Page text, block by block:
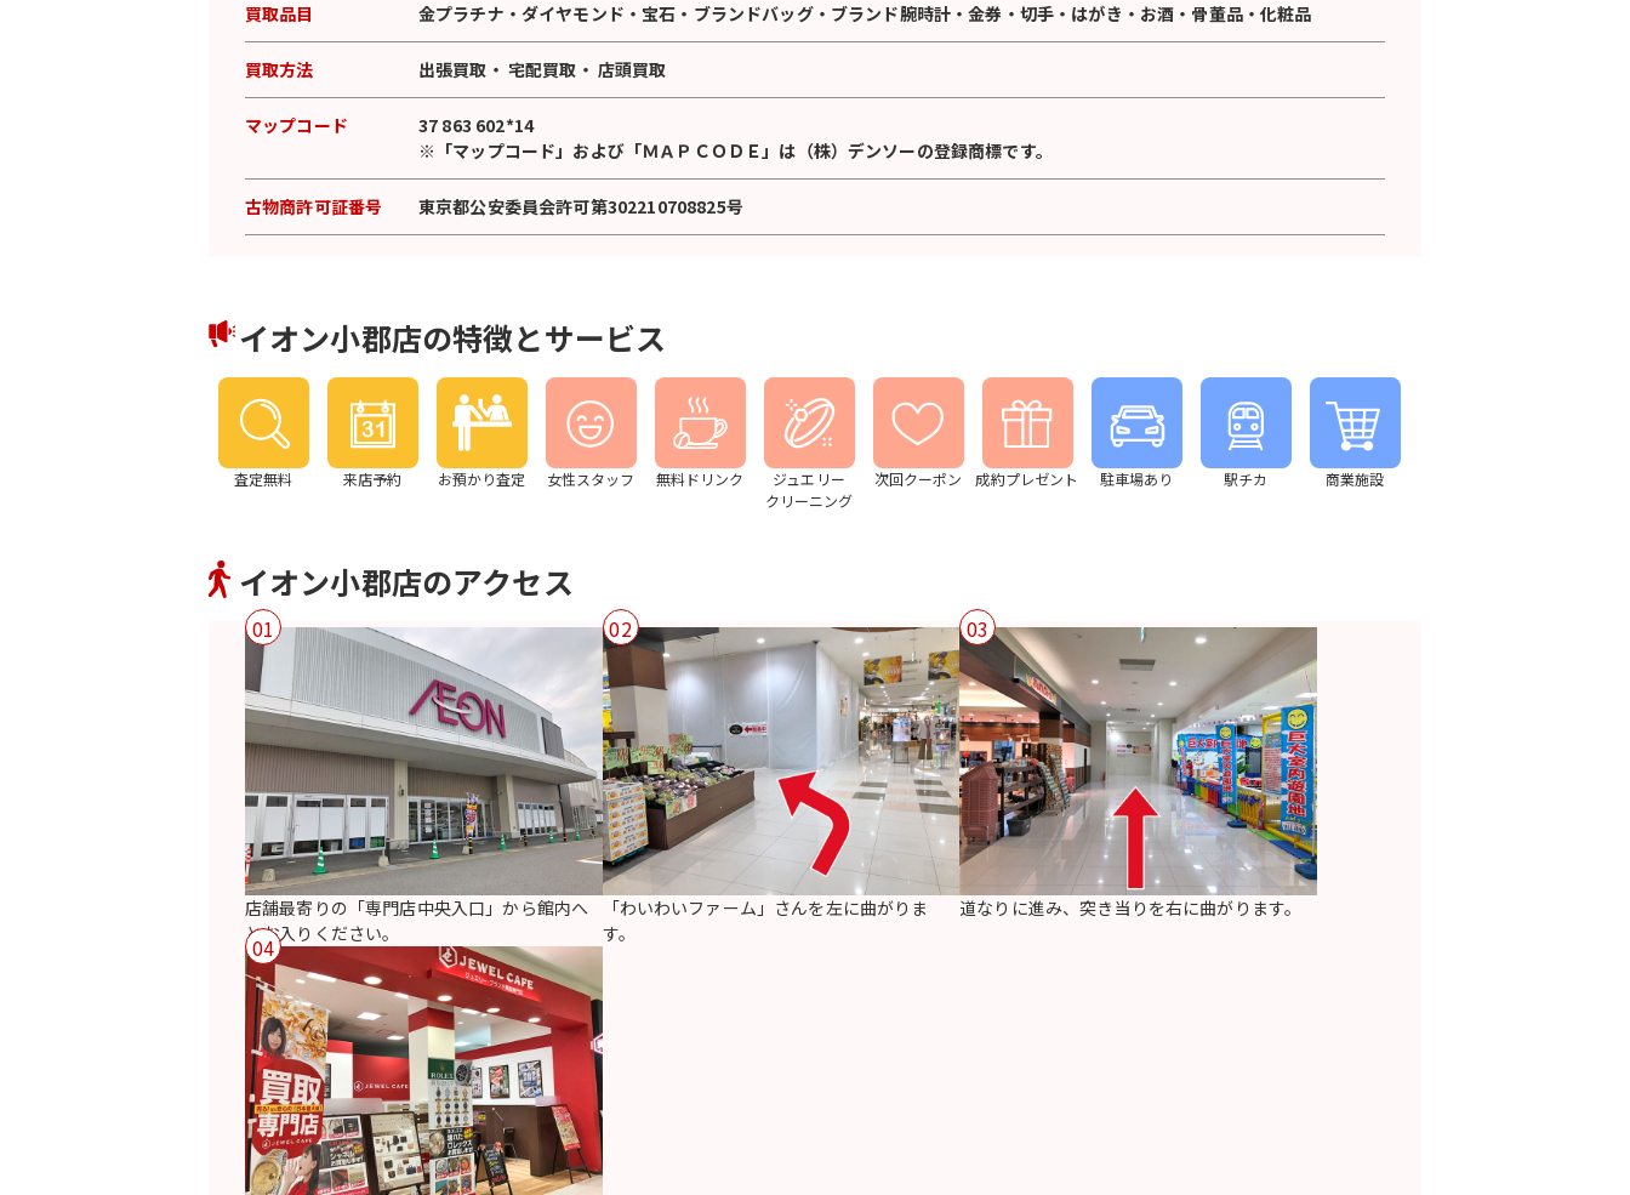
買取品目 金プラチナ ・ ダイヤモンド ・ 宝石 ・ ブランドバッグ・ ブランド腕時計 ・金券 ・ 切手 ・ はがき ・ お酒 ・ 骨董品・化粧品
買取方法 出張買取 ・ 宅配買取 ・ 店頭買取
マップコード
37 863 602*14
※「マップコード」および「ＭＡＰＣＯＤＥ」は（株）デンソーの登録商標です。
古物商許可証番号 東京都公安委員会許可第302210708825号
イオン小郡店の特徴とサービス
査定無料 来店予約 お預かり査定 女性スタッフ 無料ドリンク
ジュエリー
クリーニング
次回クーポン 成約プレゼント 駐車場あり 駅チカ 商業施設
イオン小郡店のアクセス
01
店舗最寄りの「専門店中央入口」から館内へ
とお入りください。
02
「わいわいファーム」さんを左に曲がりま
す。
03
道なりに進み、突き当りを右に曲がります。
04